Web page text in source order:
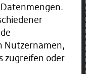
Nutzernamen,
zugreifen oder